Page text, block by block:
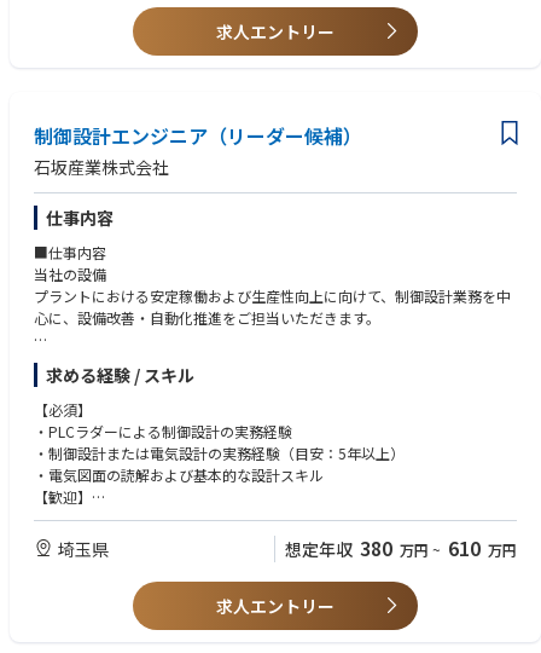
求人エントリー
制御設計エンジニア（リーダー候補）
石坂産業株式会社
仕事内容
■仕事内容
当社の設備
プラントにおける安定稼働および生産性向上に向けて、制御設計業務を中
心に、設備改善・自動化推進をご担当いただきます。
PLCラダーを用いた制御設計および既存設備の改修・改善対応
電気系統図の仕様チェックおよび要件確認（機械選定を除く）
新規設備・システム導入に伴う計画立案、調整、立上げ支援
PLC（主に三菱電機製）の運用・調整・トラブル対応
オムロン、キーエンス製機器との連携対応
生産性向上・省人化に向けた設備改善、自動化提案
求める経験 / スキル
【必須】
・PLCラダーによる制御設計の実務経験
・制御設計または電気設計の実務経験（目安：5年以上）
・電気図面の読解および基本的な設計スキル
【歓迎】
・三菱電機製PLCの使用経験
・設備改善・自動化に関する業務経験
・複数設備の立上げや改修プロジェクトの推進経験
・IoT／AI活用に興味・関心のある方
埼玉県 想定年収 380 万円 ~ 610 万円
求人エントリー